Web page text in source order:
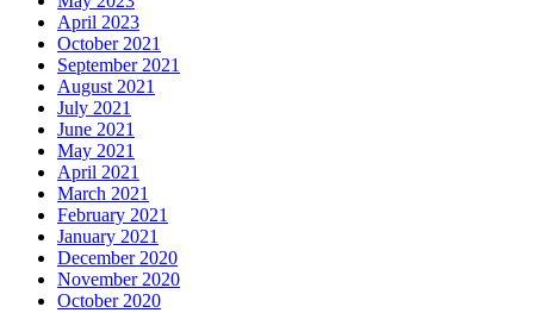
April 2023
October 2021
September 2021
August 2021
July 2021
June 2021
May 2021
April 2021
March 2021
February 2021
January 2021
December 2020
November 2020
October 2020